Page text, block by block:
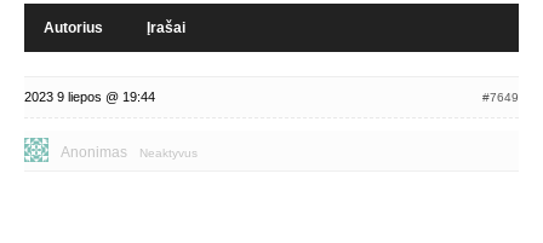
Autorius Įrašai
2023 9 liepos @ 19:44 #7649
Anonimas Neaktyvus